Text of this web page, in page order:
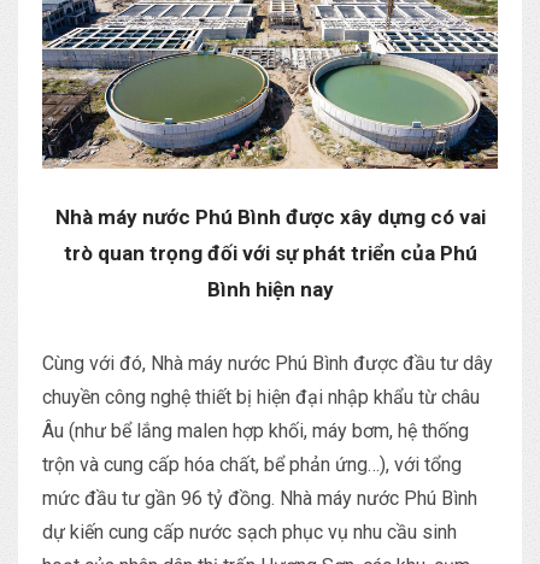
Nhà máy nước Phú Bình được xây dựng có vai
trò quan trọng đối với sự phát triển của Phú
Bình hiện nay
Cùng với đó, Nhà máy nước Phú Bình được đầu tư dây
chuyền công nghệ thiết bị hiện đại nhập khẩu từ châu
Âu (như bể lắng malen hợp khối, máy bơm, hệ thống
trộn và cung cấp hóa chất, bể phản ứng…), với tổng
mức đầu tư gần 96 tỷ đồng. Nhà máy nước Phú Bình
dự kiến cung cấp nước sạch phục vụ nhu cầu sinh